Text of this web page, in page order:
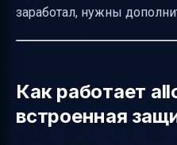
заработал, нужны
Как работает
встроенная